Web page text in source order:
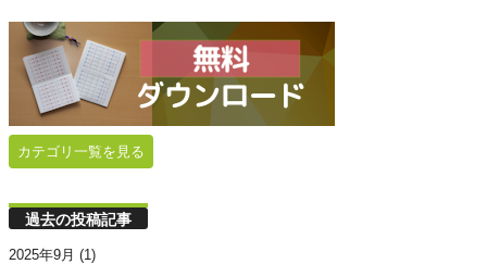
カテゴリ一覧を見る
過去の投稿記事
2025年9月 (1)